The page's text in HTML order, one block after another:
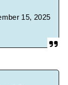
15, 2025